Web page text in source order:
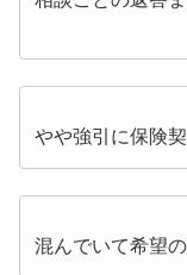
やや強引に保険
混んでいて希望